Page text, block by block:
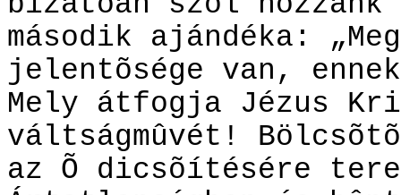
második ajándéka:
jelentõsége van,
Mely átfogja Jézus
váltságmûvét!
az Õ dicsõítésére